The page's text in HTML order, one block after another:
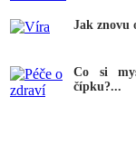
Jak znovu
Co si
čípku?...